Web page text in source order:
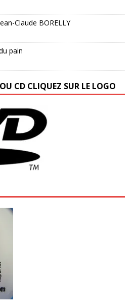
Claude BORELLY
pain
CD CLIQUEZ SUR LE LOGO